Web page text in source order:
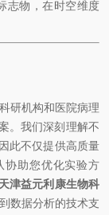
志物，在时空维度
研机构和医院病理
。我们深刻理解不
此不仅提供高质量
协助您优化实验方
天津益元利康生物科
数据分析的技术支